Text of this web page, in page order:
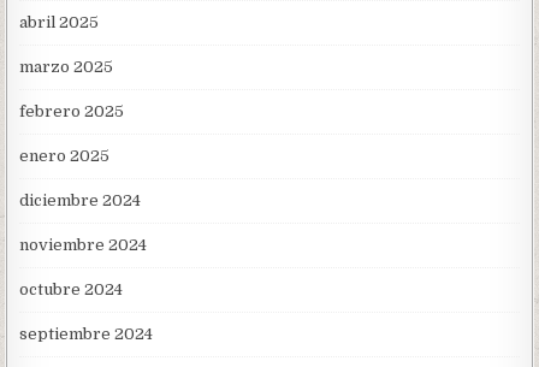
abril 2025
marzo 2025
febrero 2025
enero 2025
diciembre 2024
noviembre 2024
octubre 2024
septiembre 2024